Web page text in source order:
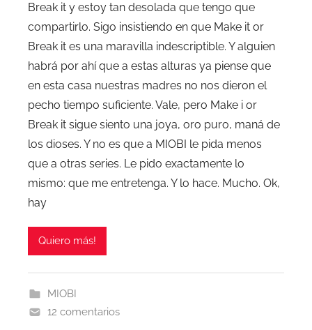
Break it y estoy tan desolada que tengo que
compartirlo. Sigo insistiendo en que Make it or
Break it es una maravilla indescriptible. Y alguien
habrá por ahí que a estas alturas ya piense que
en esta casa nuestras madres no nos dieron el
pecho tiempo suficiente. Vale, pero Make i or
Break it sigue siento una joya, oro puro, maná de
los dioses. Y no es que a MIOBI le pida menos
que a otras series. Le pido exactamente lo
mismo: que me entretenga. Y lo hace. Mucho. Ok,
hay
Quiero más!
MIOBI
12 comentarios